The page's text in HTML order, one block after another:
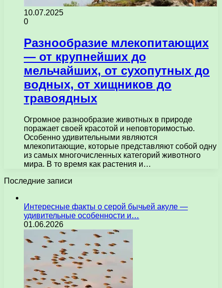
10.07.2025
0
Разнообразие млекопитающих
— от крупнейших до
мельчайших, от сухопутных до
водных, от хищников до
травоядных
Огромное разнообразие животных в природе
поражает своей красотой и неповторимостью.
Особенно удивительными являются
млекопитающие, которые представляют собой одну
из самых многочисленных категорий животного
мира. В то время как растения и…
Последние записи
Интересные факты о серой бычьей акуле —
удивительные особенности и…
01.06.2026